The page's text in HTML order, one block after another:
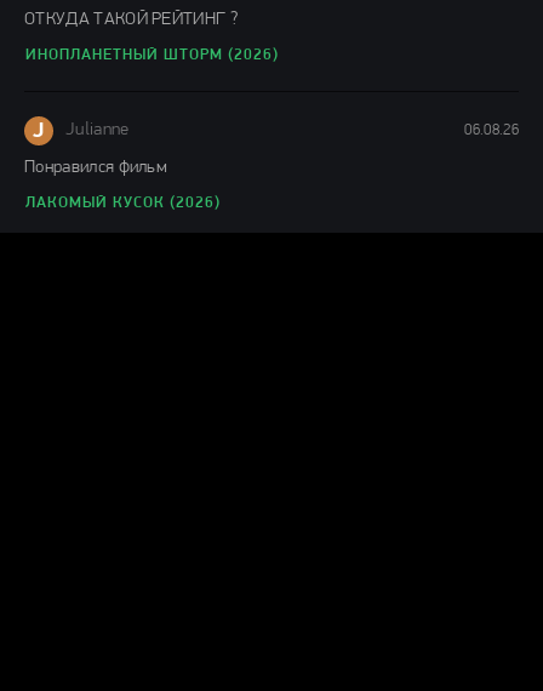
ОТКУДА ТАКОЙ РЕЙТИНГ ?
ИНОПЛАНЕТНЫЙ ШТОРМ (2026)
J Julianne 06.08.26
Понравился фильм
ЛАКОМЫЙ КУСОК (2026)